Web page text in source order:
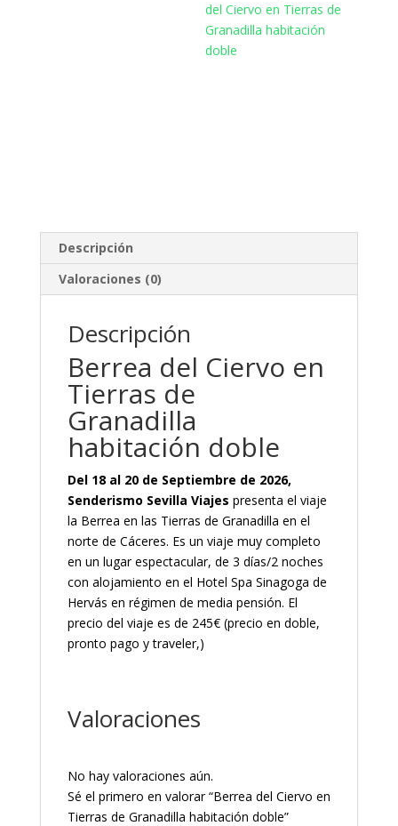
del Ciervo en Tierras de
Granadilla habitación
doble
Descripción
Valoraciones (0)
Descripción
Berrea del Ciervo en
Tierras de
Granadilla
habitación doble
Del 18 al 20 de Septiembre de 2026,
Senderismo Sevilla Viajes presenta el viaje
la Berrea en las Tierras de Granadilla en el
norte de Cáceres. Es un viaje muy completo
en un lugar espectacular, de 3 días/2 noches
con alojamiento en el Hotel Spa Sinagoga de
Hervás en régimen de media pensión. El
precio del viaje es de 245€ (precio en doble,
pronto pago y traveler,)
Valoraciones
No hay valoraciones aún.
Sé el primero en valorar “Berrea del Ciervo en
Tierras de Granadilla habitación doble”